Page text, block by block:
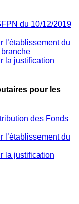
du 10/12/2019
l’établissement du
la justification
pour les
des Fonds
l’établissement du
la justification